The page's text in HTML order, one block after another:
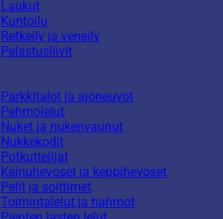
Laukut
Kuntoilu
Retkeily ja veneily
Pelastusliivit
Parkkitalot ja ajoneuvot
Pehmolelut
Nuket ja nukenvaunut
Nukkekodit
Potkuttelijat
Keinuhevoset ja keppihevoset
Pelit ja soittimet
Toimintalelut ja hahmot